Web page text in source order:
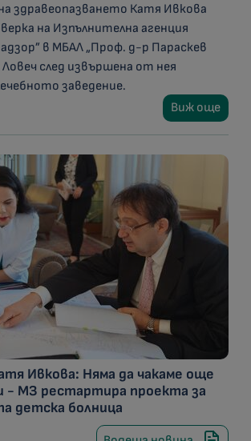
здравеопазването Катя Ивкова
на Изпълнителна агенция
в МБАЛ „Проф. д-р Параскев
след извършена от нея
заведение.
Виж още
Ивкова: Няма да чакаме още
- МЗ рестартира проекта за
детска болница